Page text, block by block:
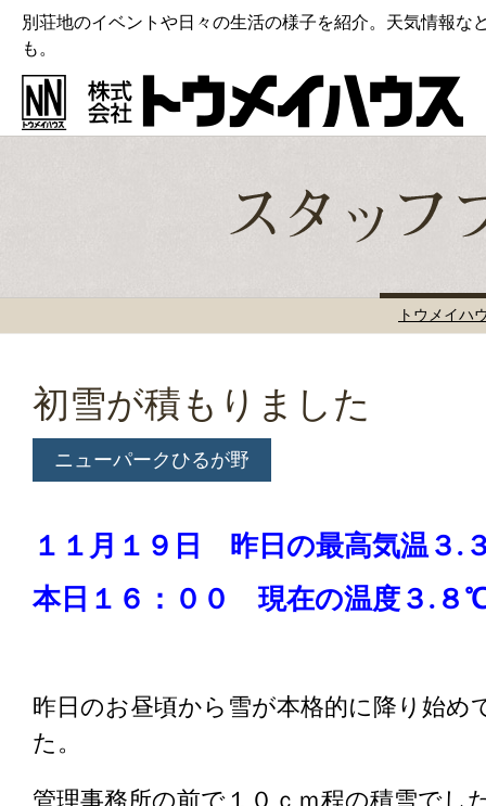
別荘地のイベントや日々の生活の様子を紹介。天気情報な
も。
トウメイハ
初雪が積もりました
ニューパークひるが野
１１月１９日 昨日の最高気
本日１６：００ 現在の温度３.
昨日のお昼頃から雪が本格的に降り始め
た。
管理事務所の前で１０ｃｍ程の積雪でし